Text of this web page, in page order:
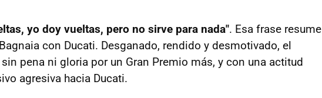
yo doy vueltas, pero no sirve para nada". Esa frase resume
con Ducati. Desganado, rendido y desmotivado, el
pena ni gloria por un Gran Premio más, y con una actitud
agresiva hacia Ducati.